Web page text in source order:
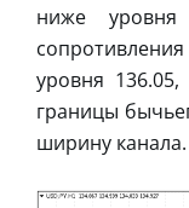
ниже
уровня
границы
ширину канала.